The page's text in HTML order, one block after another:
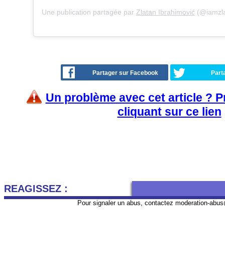
Une publication partagée par Zlatan Ibrahimović
Partager sur Facebook
Un problème avec cet article ?
cliquant sur ce lien
REAGISSEZ :
Pour signaler un abus, contactez moderation-